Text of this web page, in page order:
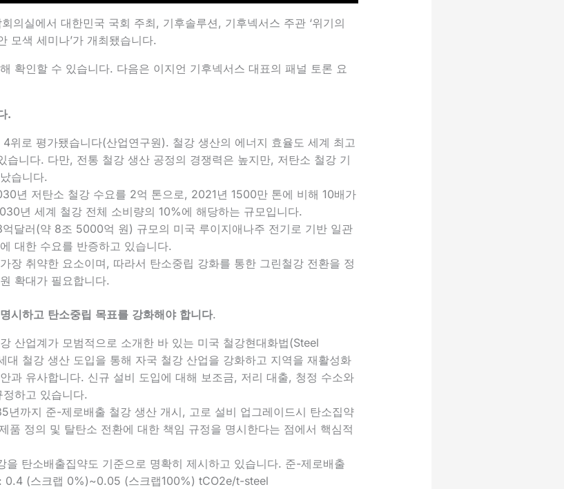
의실에서 대한민국 국회 주최, 기후솔루션, 기후넥서스 주관 ‘위기의
모색 세미나’가 개최됐습니다.
확인할 수 있습니다. 다음은 이지언 기후넥서스 대표의 패널 토론 요
.
위로 평가됐습니다(산업연구원). 철강 생산의 에너지 효율도 세계 최고
습니다. 다만, 전통 철강 생산 공정의 경쟁력은 높지만, 저탄소 철강 기
습니다.
년 저탄소 철강 수요를 2억 톤으로, 2021년 1500만 톤에 비해 10배가
년 세계 철강 전체 소비량의 10%에 해당하는 규모입니다.
달러(약 8조 5000억 원) 규모의 미국 루이지애나주 전기로 기반 일관
대한 수요를 반증하고 있습니다.
장 취약한 요소이며, 따라서 탄소중립 강화를 통한 그린철강 전환을 정
확대가 필요합니다.
시하고 탄소중립 목표를 강화해야 합니다.
산업계가 모범적으로 소개한 바 있는 미국 철강현대화법(Steel
철강 생산 도입을 통해 자국 철강 산업을 강화하고 지역을 재활성화
과 유사합니다. 신규 설비 도입에 대해 보조금, 저리 대출, 청정 수소와
하고 있습니다.
년까지 준-제로배출 철강 생산 개시, 고로 설비 업그레이드시 탄소집약
품 정의 및 탈탄소 전환에 대한 책임 규정을 명시한다는 점에서 핵심적
을 탄소배출집약도 기준으로 명확히 제시하고 있습니다. 준-제로배출
0.4 (스크랩 0%)~0.05 (스크랩100%) tCO2e/t-steel